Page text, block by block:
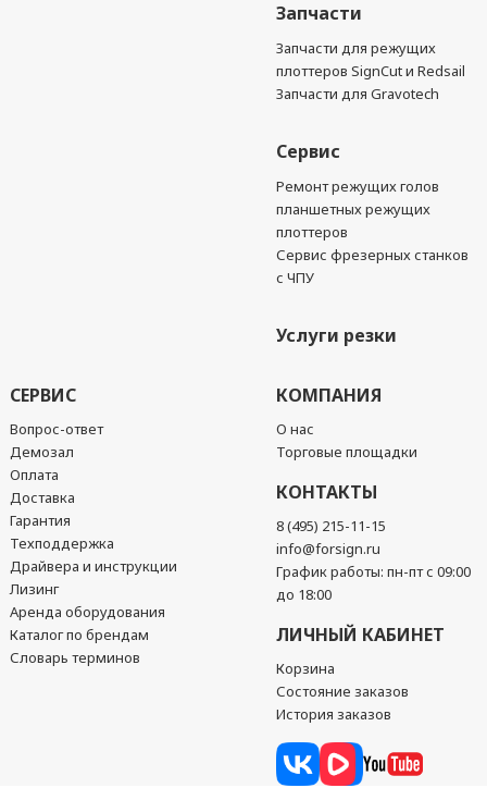
Запчасти
Запчасти для режущих
плоттеров SignCut и Redsail
Запчасти для Gravotech
Сервис
Ремонт режущих голов
планшетных режущих
плоттеров
Сервис фрезерных станков
с ЧПУ
Услуги резки
СЕРВИС
Вопрос-ответ
Демозал
Оплата
Доставка
Гарантия
Техподдержка
Драйвера и инструкции
Лизинг
Аренда оборудования
Каталог по брендам
Словарь терминов
КОМПАНИЯ
О нас
Торговые площадки
КОНТАКТЫ
8 (495) 215-11-15
info@forsign.ru
График работы: пн-пт с 09:00
до 18:00
ЛИЧНЫЙ КАБИНЕТ
Корзина
Состояние заказов
История заказов